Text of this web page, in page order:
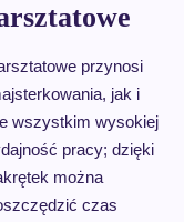
przynosi
jak i
wszystkim wysokiej
pracy; dzięki
można
czas